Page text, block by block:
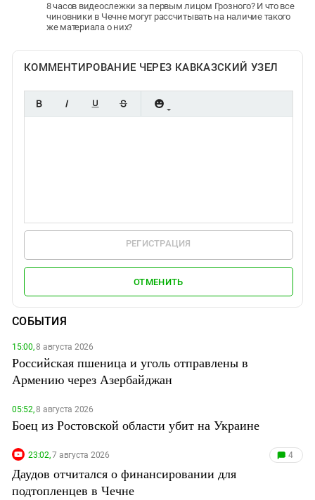
8 часов видеослежки за первым лицом Грозного? И что все
чиновники в Чечне могут рассчитывать на наличие такого
же материала о них?
КОММЕНТИРОВАНИЕ ЧЕРЕЗ КАВКАЗСКИЙ УЗЕЛ
РЕГИСТРАЦИЯ
ОТМЕНИТЬ
СОБЫТИЯ
15:00,8 августа 2026
Российская пшеница и уголь отправлены в
Армению через Азербайджан
05:52,8 августа 2026
Боец из Ростовской области убит на Украине
23:02,7 августа 2026 4
Даудов отчитался о финансировании для
подтопленцев в Чечне